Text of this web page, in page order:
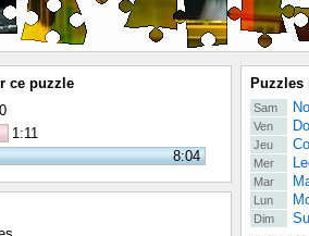
ce puzzle
1:11
8:04
Puzzles
Sam
Ven
Jeu
Mer
Mar
Lun
Dim